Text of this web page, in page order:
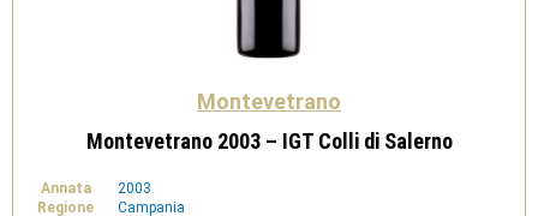
Montevetrano
Montevetrano 2003 – IGT Colli di Salerno
Annata
2003
Regione
Campania